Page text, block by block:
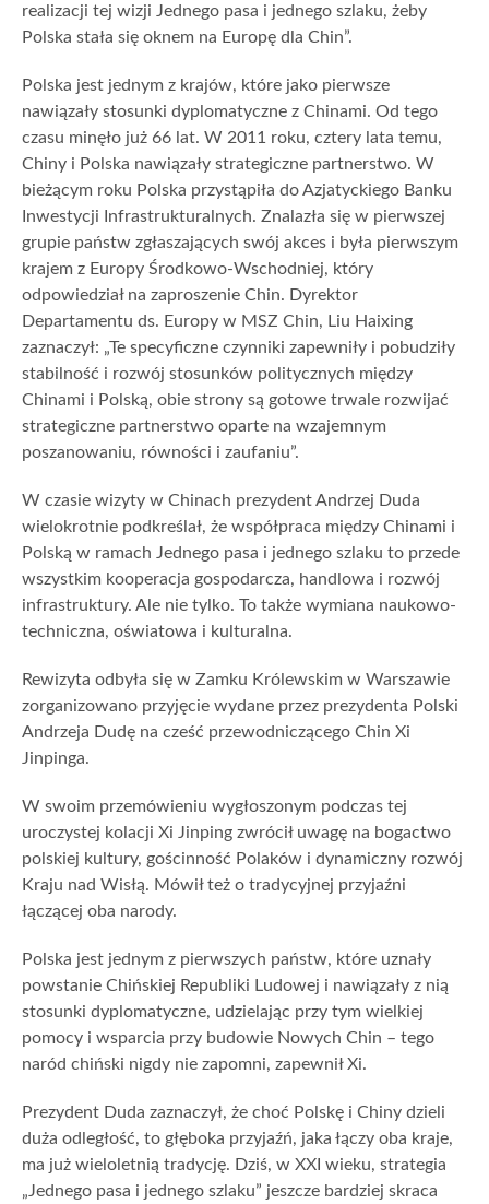
realizacji tej wizji Jednego pasa i jednego szlaku, żeby
Polska stała się oknem na Europę dla Chin”.
Polska jest jednym z krajów, które jako pierwsze
nawiązały stosunki dyplomatyczne z Chinami. Od tego
czasu minęło już 66 lat. W 2011 roku, cztery lata temu,
Chiny i Polska nawiązały strategiczne partnerstwo. W
bieżącym roku Polska przystąpiła do Azjatyckiego Banku
Inwestycji Infrastrukturalnych. Znalazła się w pierwszej
grupie państw zgłaszających swój akces i była pierwszym
krajem z Europy Środkowo-Wschodniej, który
odpowiedział na zaproszenie Chin. Dyrektor
Departamentu ds. Europy w MSZ Chin, Liu Haixing
zaznaczył: „Te specyficzne czynniki zapewniły i pobudziły
stabilność i rozwój stosunków politycznych między
Chinami i Polską, obie strony są gotowe trwale rozwijać
strategiczne partnerstwo oparte na wzajemnym
poszanowaniu, równości i zaufaniu”.
W czasie wizyty w Chinach prezydent Andrzej Duda
wielokrotnie podkreślał, że współpraca między Chinami i
Polską w ramach Jednego pasa i jednego szlaku to przede
wszystkim kooperacja gospodarcza, handlowa i rozwój
infrastruktury. Ale nie tylko. To także wymiana naukowo-
techniczna, oświatowa i kulturalna.
Rewizyta odbyła się w Zamku Królewskim w Warszawie
zorganizowano przyjęcie wydane przez prezydenta Polski
Andrzeja Dudę na cześć przewodniczącego Chin Xi
Jinpinga.
W swoim przemówieniu wygłoszonym podczas tej
uroczystej kolacji Xi Jinping zwrócił uwagę na bogactwo
polskiej kultury, gościnność Polaków i dynamiczny rozwój
Kraju nad Wisłą. Mówił też o tradycyjnej przyjaźni
łączącej oba narody.
Polska jest jednym z pierwszych państw, które uznały
powstanie Chińskiej Republiki Ludowej i nawiązały z nią
stosunki dyplomatyczne, udzielając przy tym wielkiej
pomocy i wsparcia przy budowie Nowych Chin – tego
naród chiński nigdy nie zapomni, zapewnił Xi.
Prezydent Duda zaznaczył, że choć Polskę i Chiny dzieli
duża odległość, to głęboka przyjaźń, jaka łączy oba kraje,
ma już wieloletnią tradycję. Dziś, w XXI wieku, strategia
„Jednego pasa i jednego szlaku” jeszcze bardziej skraca